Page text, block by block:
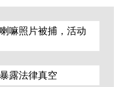
嘛照片被捕，活动
露法律真空